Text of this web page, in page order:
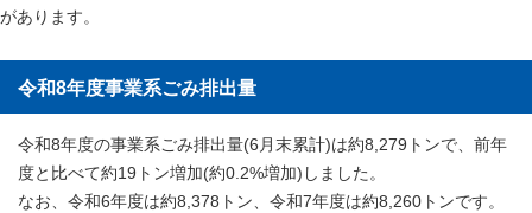
があります。
令和8年度事業系ごみ排出量
令和8年度の事業系ごみ排出量(6月末累計)は約8,279トンで、前年
度と比べて約19トン増加(約0.2%増加)しました。
なお、令和6年度は約8,378トン、令和7年度は約8,260トンです。